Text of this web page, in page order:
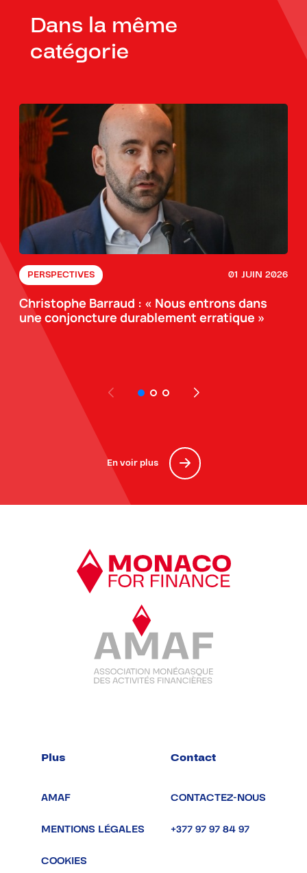
Dans la même
catégorie
PERSPECTIVES 01 JUIN 2026
Christophe Barraud : « Nous entrons dans
une conjoncture durablement erratique »
En voir plus
Plus
AMAF
MENTIONS LÉGALES
COOKIES
Contact
CONTACTEZ-NOUS
+377 97 97 84 97